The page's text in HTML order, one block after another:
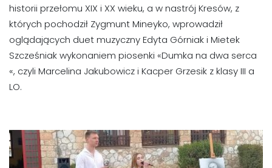
historii przełomu XIX i XX wieku, a w nastrój Kresów, z
których pochodził Zygmunt Mineyko, wprowadził
oglądających duet muzyczny Edyta Górniak i Mietek
Szcześniak wykonaniem piosenki «Dumka na dwa serca
«, czyli Marcelina Jakubowicz i Kacper Grzesik z klasy III a
LO.